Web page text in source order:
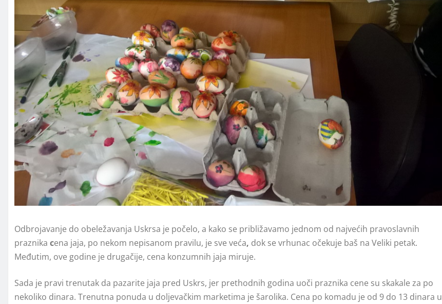
Odbrojavanje do obeležavanja Uskrsa je počelo, a kako se približavamo jednom od najvećih pravoslavnih
praznika cena jaja, po nekom nepisanom pravilu, je sve veća, dok se vrhunac očekuje baš na Veliki petak.
Međutim, ove godine je drugačije, cena konzumnih jaja miruje.
Sada je pravi trenutak da pazarite jaja pred Uskrs, jer prethodnih godina uoči praznika cene su skakale za po
nekoliko dinara. Trenutna ponuda u doljevačkim marketima je šarolika. Cena po komadu je od 9 do 13 dinara u